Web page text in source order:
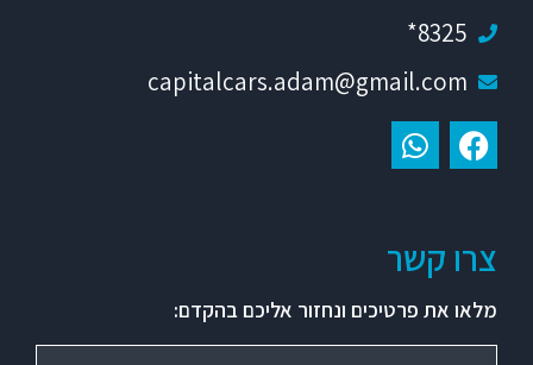
8325*
capitalcars.adam@gmail.com
צרו קשר
מלאו את פרטיכים ונחזור אליכם בהקדם: